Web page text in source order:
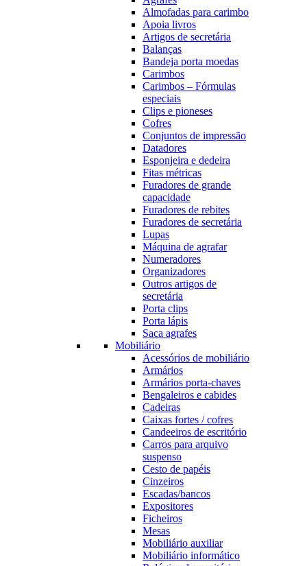
Almofadas para carimbo
Apoia livros
Artigos de secretária
Balanças
Bandeja porta moedas
Carimbos
Carimbos – Fórmulas
especiais
Clips e pioneses
Cofres
Conjuntos de impressão
Datadores
Esponjeira e dedeira
Fitas métricas
Furadores de grande
capacidade
Furadores de rebites
Furadores de secretária
Lupas
Máquina de agrafar
Numeradores
Organizadores
Outros artigos de
secretária
Porta clips
Porta lápis
Saca agrafes
Mobiliário
Acessórios de mobiliário
Armários
Armários porta-chaves
Bengaleiros e cabides
Cadeiras
Caixas fortes / cofres
Candeeiros de escritório
Carros para arquivo
suspenso
Cesto de papéis
Cinzeiros
Escadas/bancos
Expositores
Ficheiros
Mesas
Mobiliário auxiliar
Mobiliário informático